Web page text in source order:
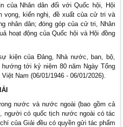
của Nhân dân đối với Quốc hội, Hội
vọng, kiến nghị, đề xuất của cử tri và
nhân dân; đóng góp của cử tri, Nhân
hoạt động của Quốc hội và Hội đồng
kiện của Đảng, Nhà nước, ban, bộ,
tới kỷ niệm 80 năm Ngày Tổng
Nam (06/01/1946 - 06/01/2026).
nước và nước ngoài (bao gồm cả
người có quốc tịch nước ngoài có tác
của Giải đều có quyền gửi tác phẩm